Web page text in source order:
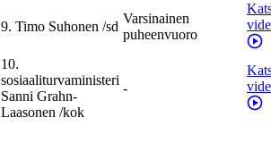
9. Timo Suhonen /sd
Varsinainen
puheenvuoro
10.
sosiaaliturvaministeri
Sanni Grahn-
Laasonen /kok
-